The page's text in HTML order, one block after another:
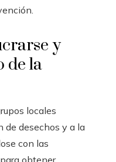
y
de la
locales
de desechos y a la
con las
obtener